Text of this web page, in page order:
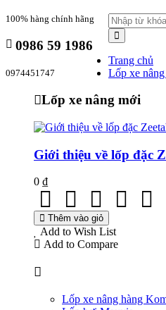
100% hàng chính hãng
0986 59 1986
0974451747
Trang chủ
Lốp xe
Lốp xe nâng mới
Giới thiệu về lốp đặc
0 ₫
Thêm vào giỏ
Add to Wish List
Add to Compare
Lốp xe nâng hàng